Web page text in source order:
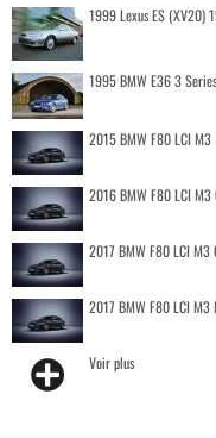
1999 Lexus ES (XV20)
1995 BMW E36 3
2015 BMW F80 LCI M3
2016 BMW F80 LCI
2017 BMW F80 LCI M3
2017 BMW F80 LCI M3
Voir plus